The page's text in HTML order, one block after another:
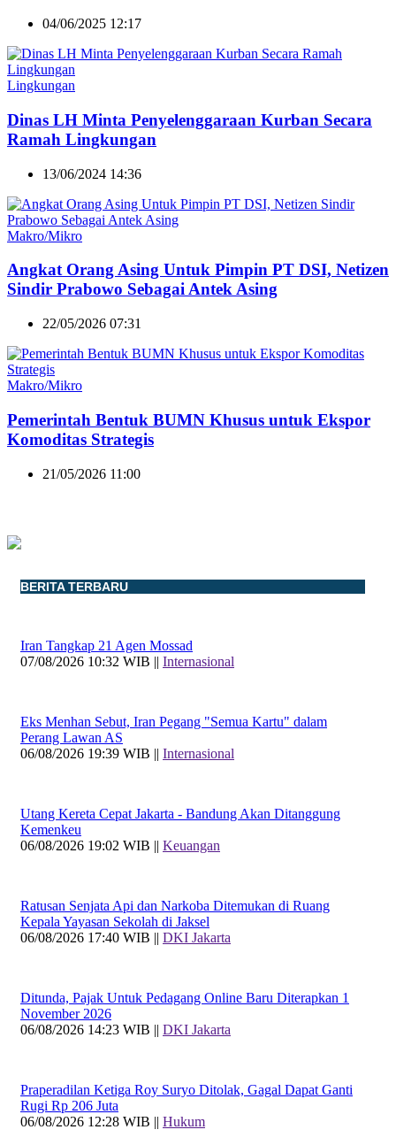
04/06/2025 12:17
Lingkungan
Dinas LH Minta Penyelenggaraan Kurban Secara
Ramah Lingkungan
13/06/2024 14:36
Makro/Mikro
Angkat Orang Asing Untuk Pimpin PT DSI, Netizen
Sindir Prabowo Sebagai Antek Asing
22/05/2026 07:31
Makro/Mikro
Pemerintah Bentuk BUMN Khusus untuk Ekspor
Komoditas Strategis
21/05/2026 11:00
BERITA TERBARU
Iran Tangkap 21 Agen Mossad
07/08/2026 10:32 WIB || Internasional
Eks Menhan Sebut, Iran Pegang "Semua Kartu" dalam
Perang Lawan AS
06/08/2026 19:39 WIB || Internasional
Utang Kereta Cepat Jakarta - Bandung Akan Ditanggung
Kemenkeu
06/08/2026 19:02 WIB || Keuangan
Ratusan Senjata Api dan Narkoba Ditemukan di Ruang
Kepala Yayasan Sekolah di Jaksel
06/08/2026 17:40 WIB || DKI Jakarta
Ditunda, Pajak Untuk Pedagang Online Baru Diterapkan 1
November 2026
06/08/2026 14:23 WIB || DKI Jakarta
Praperadilan Ketiga Roy Suryo Ditolak, Gagal Dapat Ganti
Rugi Rp 206 Juta
06/08/2026 12:28 WIB || Hukum